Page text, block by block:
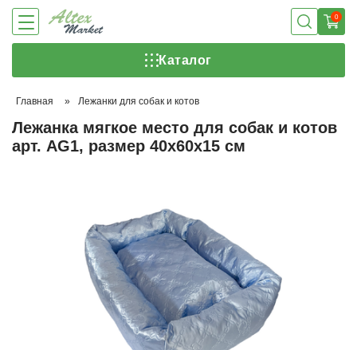
0
Каталог
Главная » Лежанки для собак и котов
Лежанка мягкое место для собак и котов
арт. AG1, размер 40х60х15 см